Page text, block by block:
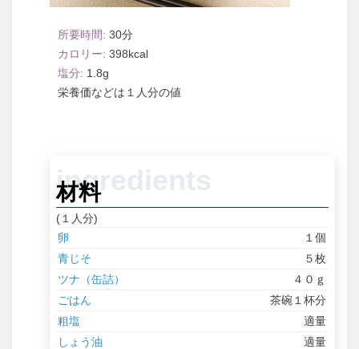
30
398
1.8
１人分
材料
(１人分)
卵
１個
青じそ
５枚
ツナ（缶詰）
４０ｇ
ごはん
茶碗１杯分
粗塩
適量
しょう油
適量